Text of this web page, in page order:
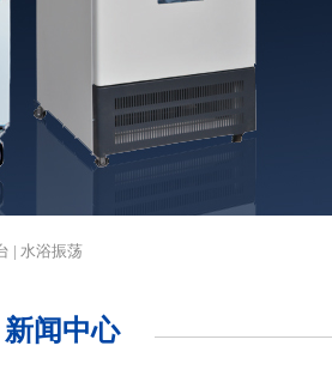
| 水浴振荡
新闻中心